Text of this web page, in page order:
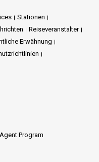
Stationen
Reiseveranstalter
Erwähnung
Program